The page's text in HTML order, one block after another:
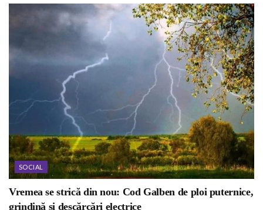
SOCIAL
Vremea se strică din nou: Cod Galben de ploi puternice,
grindină și descărcări electrice